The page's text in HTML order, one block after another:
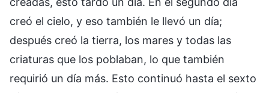
creó el cielo, y eso también le llevó un día;
después creó la tierra, los mares y todas las
criaturas que los poblaban, lo que también
requirió un día más. Esto continuó hasta el sexto